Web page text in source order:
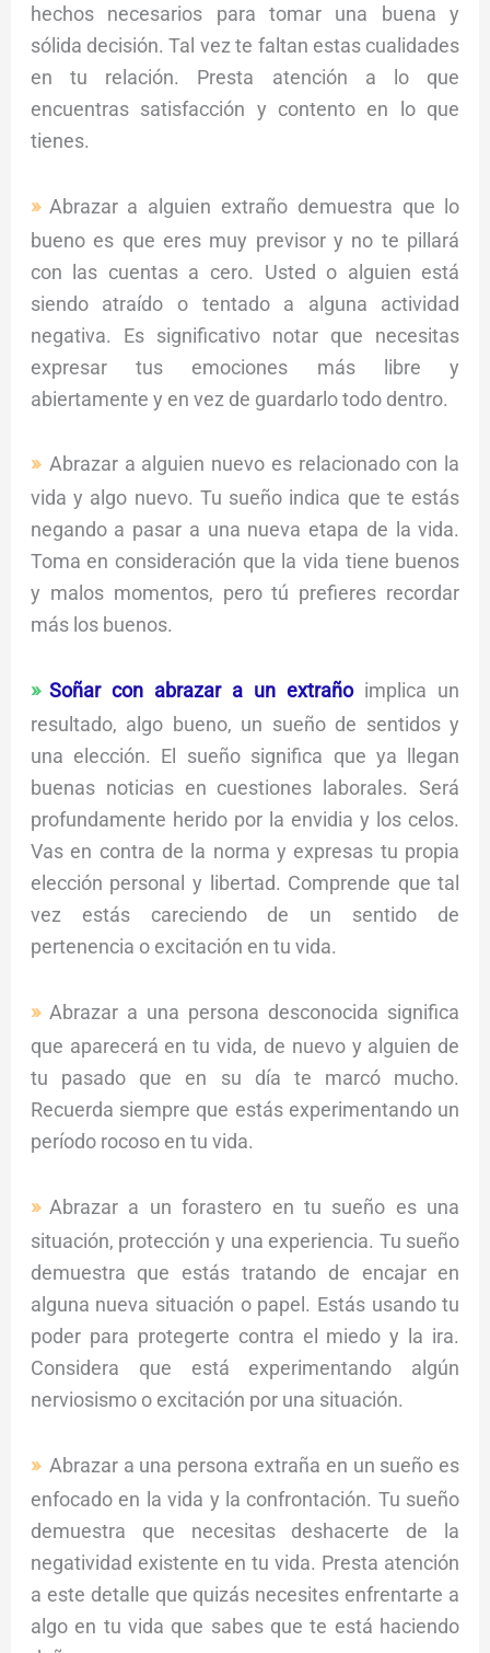
hechos necesarios para tomar una buena y
sólida decisión. Tal vez te faltan estas cualidades
en tu relación. Presta atención a lo que
encuentras satisfacción y contento en lo que
tienes.
Abrazar a alguien extraño demuestra que lo
bueno es que eres muy previsor y no te pillará
con las cuentas a cero. Usted o alguien está
siendo atraído o tentado a alguna actividad
negativa. Es significativo notar que necesitas
expresar tus emociones más libre y
abiertamente y en vez de guardarlo todo dentro.
Abrazar a alguien nuevo es relacionado con la
vida y algo nuevo. Tu sueño indica que te estás
negando a pasar a una nueva etapa de la vida.
Toma en consideración que la vida tiene buenos
y malos momentos, pero tú prefieres recordar
más los buenos.
Soñar con abrazar a un extrañoimplica un
resultado, algo bueno, un sueño de sentidos y
una elección. El sueño significa que ya llegan
buenas noticias en cuestiones laborales. Será
profundamente herido por la envidia y los celos.
Vas en contra de la norma y expresas tu propia
elección personal y libertad. Comprende que tal
vez estás careciendo de un sentido de
pertenencia o excitación en tu vida.
Abrazar a una persona desconocida significa
que aparecerá en tu vida, de nuevo y alguien de
tu pasado que en su día te marcó mucho.
Recuerda siempre que estás experimentando un
período rocoso en tu vida.
Abrazar a un forastero en tu sueño es una
situación, protección y una experiencia. Tu sueño
demuestra que estás tratando de encajar en
alguna nueva situación o papel. Estás usando tu
poder para protegerte contra el miedo y la ira.
Considera que está experimentando algún
nerviosismo o excitación por una situación.
Abrazar a una persona extraña en un sueño es
enfocado en la vida y la confrontación. Tu sueño
demuestra que necesitas deshacerte de la
negatividad existente en tu vida. Presta atención
a este detalle que quizás necesites enfrentarte a
algo en tu vida que sabes que te está haciendo